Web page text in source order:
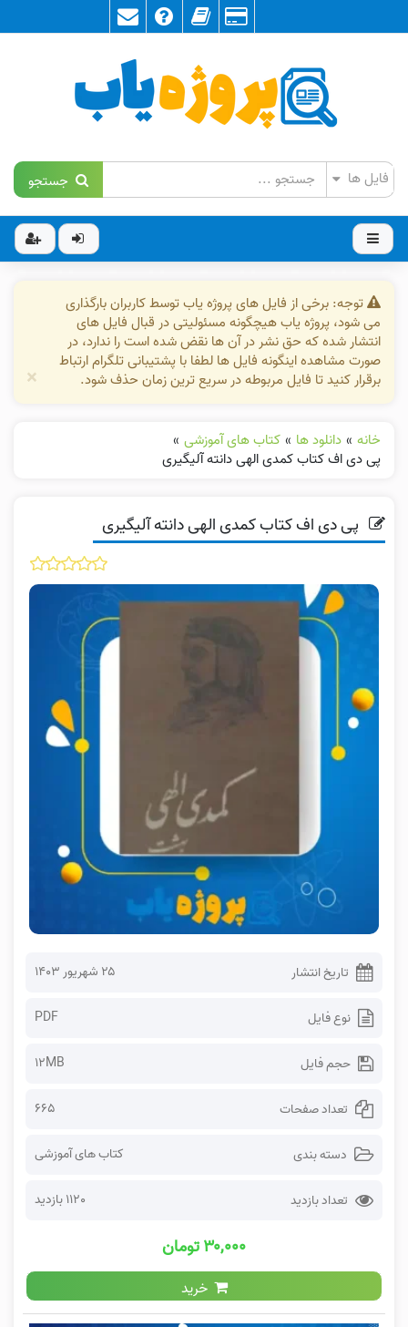
جستجو
توجه: برخی از فایل های پروژه یاب توسط کاربران بارگذاری
می شود، پروژه یاب هیچگونه مسئولیتی در قبال فایل های
انتشار شده که حق نشر در آن ها نقض شده است را ندارد، در
صورت مشاهده اینگونه فایل ها لطفا با پشتیبانی تلگرام ارتباط
برقرار کنید تا فایل مربوطه در سریع ترین زمان حذف شود.
×
خانه » دانلود ها » کتاب های آموزشی »
پی دی اف کتاب کمدی الهی دانته آلیگیری
پی دی اف کتاب کمدی الهی دانته آلیگیری
تاریخ انتشار ۲۵ شهریور ۱۴۰۳
نوع فایل PDF
حجم فایل 12MB
تعداد صفحات 665
دسته بندی کتاب های آموزشی
تعداد بازدید 1120 بازدید
۳۰,۰۰۰ تومان
خرید